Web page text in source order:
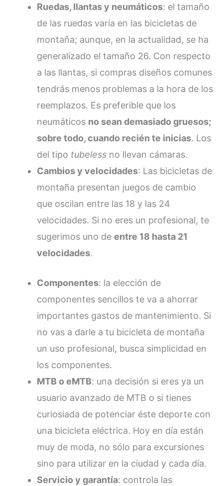
Ruedas, llantas y neumáticos: el tamaño
de las ruedas varía en las bicicletas de
montaña; aunque, en la actualidad, se ha
generalizado el tamaño 26. Con respecto
a las llantas, si compras diseños comunes
tendrás menos problemas a la hora de los
reemplazos. Es preferible que los
neumáticos no sean demasiado gruesos;
sobre todo, cuando recién te inicias. Los
del tipo tubeless no llevan cámaras.
Cambios y velocidades: Las bicicletas de
montaña presentan juegos de cambio
que oscilan entre las 18 y las 24
velocidades. Si no eres un profesional, te
sugerimos uno de entre 18 hasta 21
velocidades.
Componentes: la elección de
componentes sencillos te va a ahorrar
importantes gastos de mantenimiento. Si
no vas a darle a tu bicicleta de montaña
un uso profesional, busca simplicidad en
los componentes.
MTB o eMTB: una decisión si eres ya un
usuario avanzado de MTB o si tienes
curiosiada de potenciar éste deporte con
una bicicleta eléctrica. Hoy en día están
muy de moda, no sólo para excursiones
sino para utilizar en la ciudad y cada día.
Servicio y garantía: controla las